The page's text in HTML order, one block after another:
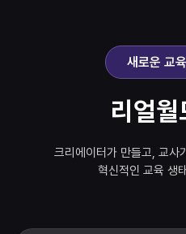
새로운 교
리얼월
크리에이터가 만들고, 교사
혁신적인 교육 생